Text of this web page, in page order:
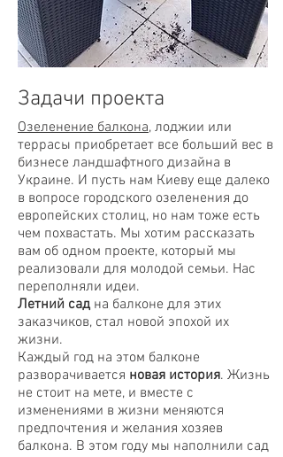
Задачи проекта
Озеленение балкона, лоджии или
террасы приобретает все больший вес в
бизнесе ландшафтного дизайна в
Украине. И пусть нам Киеву еще далеко
в вопросе городского озеленения до
европейских столиц, но нам тоже есть
чем похвастать. Мы хотим рассказать
вам об одном проекте, который мы
реализовали для молодой семьи. Нас
переполняли идеи.
Летний сад на балконе для этих
заказчиков, стал новой эпохой их
жизни.
Каждый год на этом балконе
разворачивается новая история. Жизнь
не стоит на мете, и вместе с
изменениями в жизни меняются
предпочтения и желания хозяев
балкона. В этом году мы наполнили сад